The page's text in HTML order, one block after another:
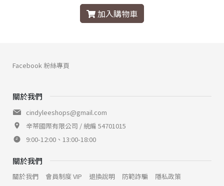
加入購物車
關於我們
cindyleeshops@gmail.com
辛蒂國際有限公司 / 統編 54701015
9:00-12:00、13:00-18:00
關於我們
關於我們 會員制度 VIP 退換說明 防範詐騙 隱私政策
Facebook 粉絲專頁